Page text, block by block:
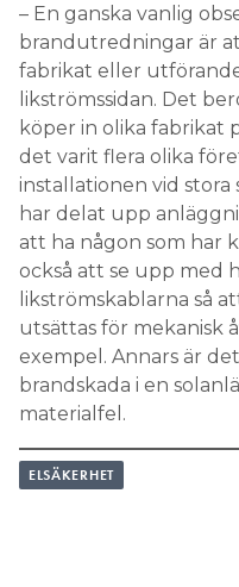
– En ganska vanlig
brandutredningar är
fabrikat eller
likströmssidan. Det
köper in olika fabrikat
det varit flera olika
installationen vid stora
har delat upp
att ha någon som har
också att se upp med
likströmskablarna så
utsättas för mekanisk
exempel. Annars är
brandskada i en
materialfel.
ELSÄKERHET